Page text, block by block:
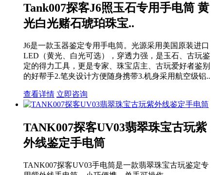
Tank007探客J6照玉石专用手电筒 黄
光白光赌石琥珀珠宝..
J6是一款玉器鉴定专用手电筒。光源采用美国原装进口
LED（黄光、白光可选），穿透力强，是玉石、古玩鉴
定的得力工具，更是专家、珠宝店主、古玩爱好者鉴别
的好帮手2.笔夹设计方便随身携带3.机身采用航空级铝..
查看详情 立即咨询
TANK007探客UV03翡翠珠宝古玩紫
外线鉴定手电筒
TANK007探客UV03手电筒是一款翡翠珠宝古玩鉴定专